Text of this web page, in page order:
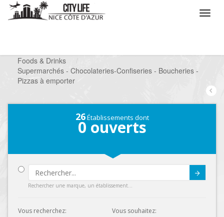
Foods & Drinks
/
Supermarchés - Chocolateries-Confiseries - Boucheries -
Pizzas à emporter
26Établissements dont
0 ouverts
Rechercher une marque, un établissement...
Vous recherchez:
Vous souhaitez: